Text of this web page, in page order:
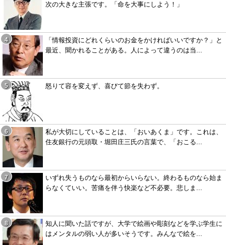
次の大きな主張です。「命を大事にしよう！」
「情報投資にどれくらいのお金をかければいいですか？」と
最近、聞かれることがある。人によって違うのは当...
怒りて容を変えず、喜びて節を失わず。
私が大切にしていることは、「おいあくま」です。これは、
住友銀行の元頭取・堀田庄三氏の言葉で、「おこる...
いずれ失うものなら最初からいらない。終わるものなら始ま
らなくていい。苦痛を伴う快楽など不必要。悲しま...
知人に聞いた話ですが、大学で絵画や彫刻などを学ぶ学生に
はメンタルの弱い人が多いそうです。みんなで絵を...